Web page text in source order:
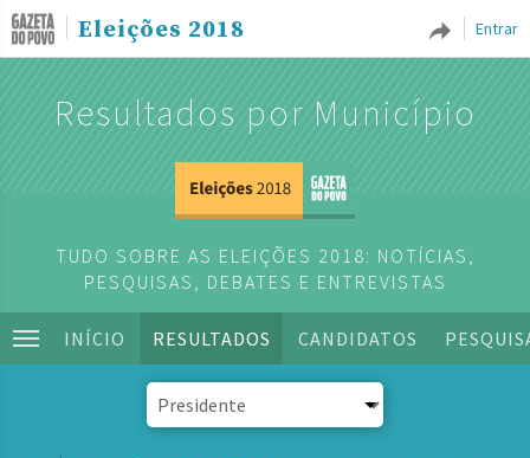
Entrar
Eleições 2018
Resultados por Município
TUDO SOBRE AS ELEIÇÕES 2018: NOTÍCIAS,
PESQUISAS, DEBATES E ENTREVISTAS
INÍCIO RESULTADOS CANDIDATOS